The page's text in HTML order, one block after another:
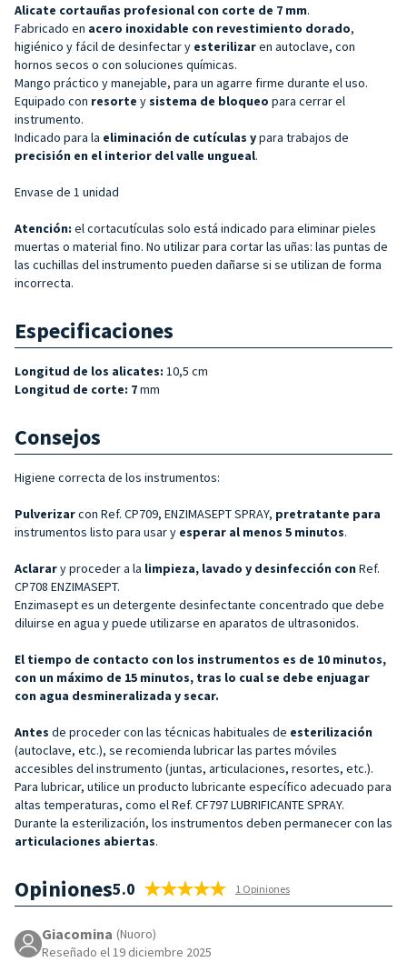
Alicate cortauñas profesional con corte de 7 mm.
Fabricado en acero inoxidable con revestimiento dorado,
higiénico y fácil de desinfectar y esterilizaren autoclave, con
hornos secos o con soluciones químicas.
Mango práctico y manejable, para un agarre firme durante el uso.
Equipado con resorte ysistema de bloqueo para cerrar el
instrumento.
Indicado para la eliminación de cutículas ypara trabajos de
precisión en el interior del valle ungueal.
Envase de 1 unidad
Atención: el cortacutículas solo está indicado para eliminar pieles
muertas o material fino. No utilizar para cortar las uñas: las puntas de
las cuchillas del instrumento pueden dañarse si se utilizan de forma
incorrecta.
Especificaciones
Longitud de los alicates: 10,5 cm
Longitud de corte: 7mm
Consejos
Higiene correcta de los instrumentos:
Pulverizarcon Ref. CP709, ENZIMASEPT SPRAY, pretratante para
instrumentos listo para usar y esperar al menos 5 minutos.
Aclarary proceder a la limpieza, lavado y desinfección con Ref.
CP708 ENZIMASEPT.
Enzimasept es un detergente desinfectante concentrado que debe
diluirse en agua y puede utilizarse en aparatos de ultrasonidos.
El tiempo de contacto con los instrumentos es de 10 minutos,
con un máximo de 15 minutos, tras lo cual se debe enjuagar
con agua desmineralizada y secar.
Antes de proceder con las técnicas habituales de esterilización
(autoclave, etc.), se recomienda lubricar las partes móviles
accesibles del instrumento (juntas, articulaciones, resortes, etc.).
Para lubricar, utilice un producto lubricante específico adecuado para
altas temperaturas, como el Ref. CF797 LUBRIFICANTE SPRAY.
Durante la esterilización, los instrumentos deben permanecer con las
articulaciones abiertas.
Opiniones5.0 1 Opiniones
Giacomina (Nuoro)
Reseñado el 19 diciembre 2025